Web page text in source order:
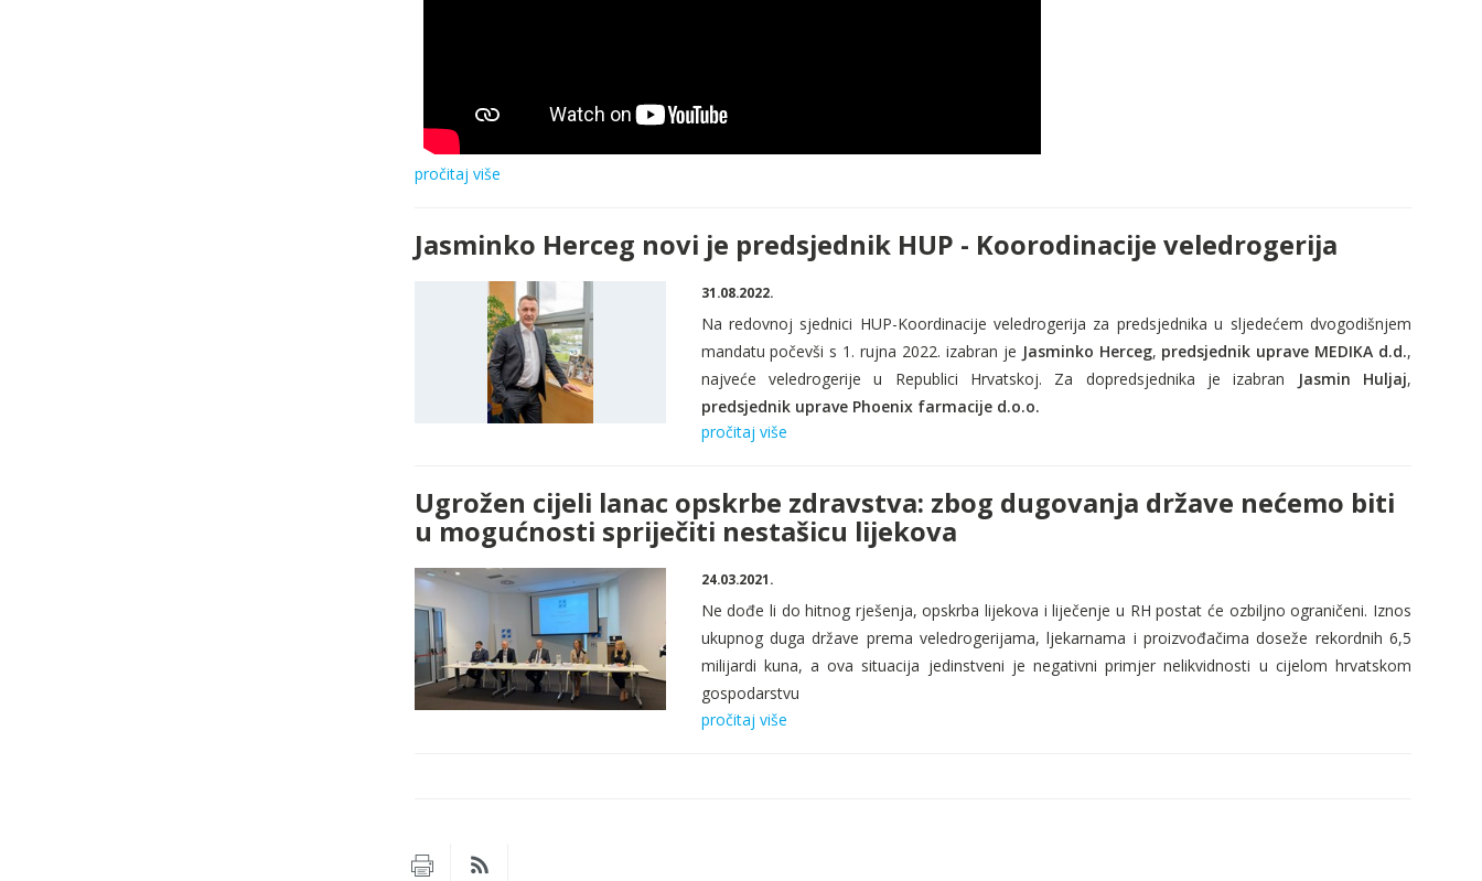
pročitaj više
Jasminko Herceg novi je predsjednik HUP - Koorodinacije veledrogerija
31.08.2022.
Na redovnoj sjednici HUP-Koordinacije veledrogerija za predsjednika u sljedećem dvogodišnjem
mandatu počevši s 1 . rujna 2022. izabran je Jasminko Herceg, predsjednik uprave MEDIKA d.d.,
najveće veledrogerije u Republici Hrvatskoj. Za dopredsjednika je izabran Jasmin Huljaj,
predsjednik uprave Phoenix farmacije d.o.o.
pročitaj više
Ugrožen cijeli lanac opskrbe zdravstva: zbog dugovanja države nećemo biti
u mogućnosti spriječiti nestašicu lijekova
24.03.2021.
Ne dođe li do hitnog rješenja, opskrba lijekova i liječenje u RH postat će ozbiljno ograničeni. Iznos
ukupnog duga države prema veledrogerijama, ljekarnama i proizvođačima doseže rekordnih 6,5
milijardi kuna, a ova situacija jedinstveni je negativni primjer nelikvidnosti u cijelom hrvatskom
gospodarstvu
pročitaj više